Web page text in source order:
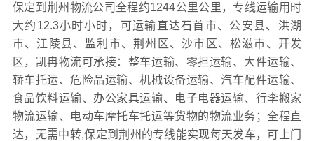
保定到荆州物流公司全程约1244公里公里，专线运输用时
大约12.3小时小时，可运输直达石首市、公安县、洪湖
市、江陵县、监利市、荆州区、沙市区、松滋市、开发
区，凯冉物流可承接：整车运输、零担运输、大件运输、
轿车托运、危险品运输、机械设备运输、汽车配件运输、
食品饮料运输、办公家具运输、电子电器运输、行李搬家
物流运输、电动车摩托车托运等货物的物流业务；全程直
达，无需中转,保定到荆州的专线能实现每天发车，可上门